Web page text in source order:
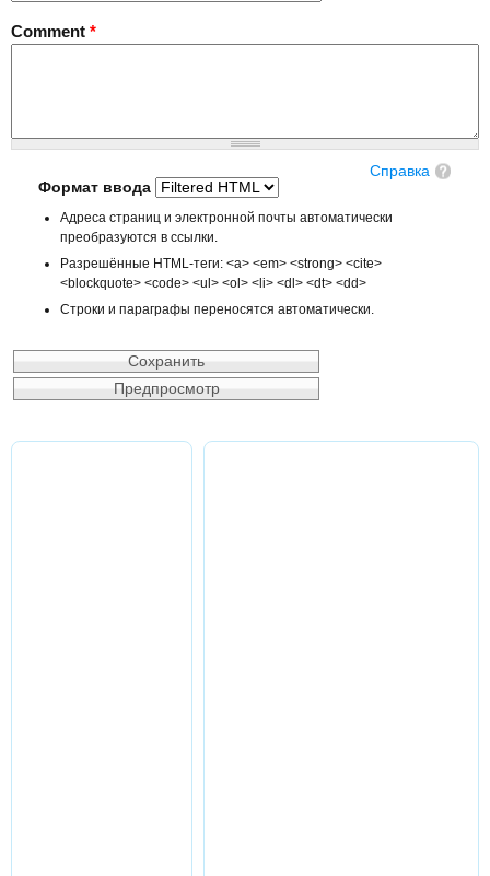
Comment *
Справка
Формат ввода
Адреса страниц и электронной почты автоматически
преобразуются в ссылки.
Разрешённые HTML-теги: <a> <em> <strong> <cite>
<blockquote> <code> <ul> <ol> <li> <dl> <dt> <dd>
Строки и параграфы переносятся автоматически.